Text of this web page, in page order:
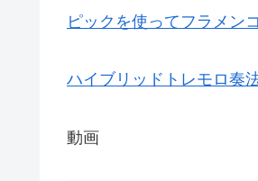
ピックを使ってフラメ
ハイブリッドトレモロ奏
動画